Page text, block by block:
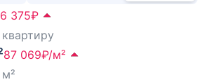
375₽
87 069₽/м²